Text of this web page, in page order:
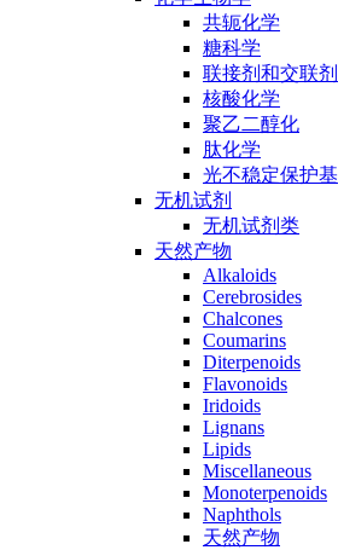
共轭化学
糖科学
联接剂和交联剂
核酸化学
聚乙二醇化
肽化学
光不稳定保护基
无机试剂
无机试剂类
天然产物
Alkaloids
Cerebrosides
Chalcones
Coumarins
Diterpenoids
Flavonoids
Iridoids
Lignans
Lipids
Miscellaneous
Monoterpenoids
Naphthols
天然产物